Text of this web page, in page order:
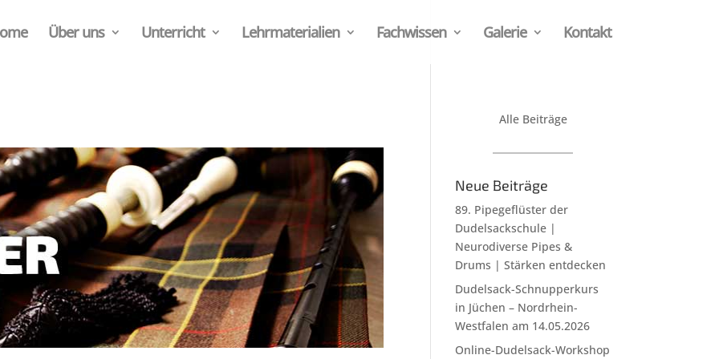
Über uns Unterricht Lehrmaterialien Fachwissen Galerie Kontakt
Alle Beiträge
Neue Beiträge
89. Pipegeflüster der
Dudelsackschule |
Neurodiverse Pipes &
Drums | Stärken entdecken
Dudelsack-Schnupperkurs
in Jüchen – Nordrhein-
Westfalen am 14.05.2026
Online-Dudelsack-Workshop